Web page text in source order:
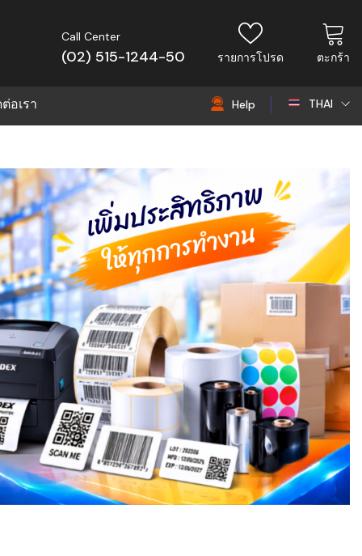
Call Center
(02) 515-1244-50 รายการโปรด ตะกร้า
อเรา Help THAI
EN